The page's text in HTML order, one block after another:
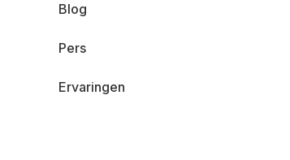
Blog
Pers
Ervaringen